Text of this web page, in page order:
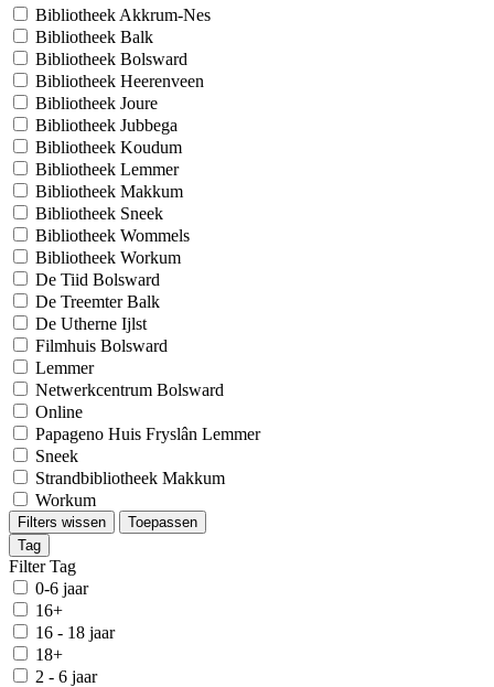
Bibliotheek Akkrum-Nes
Bibliotheek Balk
Bibliotheek Bolsward
Bibliotheek Heerenveen
Bibliotheek Joure
Bibliotheek Jubbega
Bibliotheek Koudum
Bibliotheek Lemmer
Bibliotheek Makkum
Bibliotheek Sneek
Bibliotheek Wommels
Bibliotheek Workum
De Tiid Bolsward
De Treemter Balk
De Utherne Ijlst
Filmhuis Bolsward
Lemmer
Netwerkcentrum Bolsward
Online
Papageno Huis Fryslân Lemmer
Sneek
Strandbibliotheek Makkum
Workum
Filters wissen
Toepassen
Tag
Filter Tag
0-6 jaar
16+
16 - 18 jaar
18+
2 - 6 jaar